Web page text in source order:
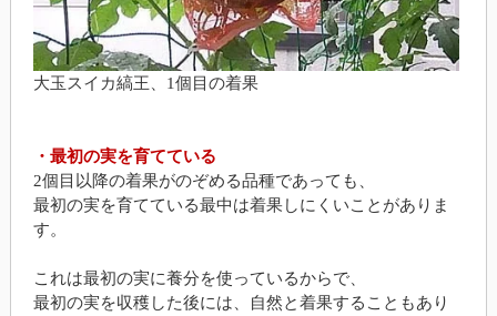
大玉スイカ縞王、1個目の着果
・最初の実を育てている
2個目以降の着果がのぞめる品種であっても、
最初の実を育てている最中は着果しにくいことがありま
す。
これは最初の実に養分を使っているからで、
最初の実を収穫した後には、自然と着果することもあり